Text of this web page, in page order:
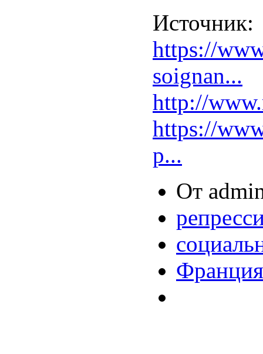
Источник:
https://
soignan...
http://
https://
p...
От
Франция